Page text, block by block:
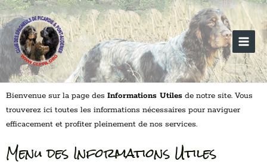
Aller
au
contenu
Main
Menu
Bienvenue sur la page des Informations Utiles de notre site. Vous
trouverez ici toutes les informations nécessaires pour naviguer
efficacement et profiter pleinement de nos services.
Menu des Informations Utiles